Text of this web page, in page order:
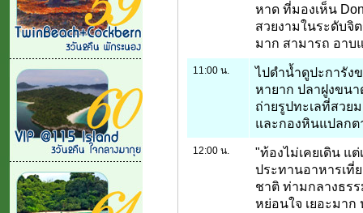
หาด ที่มองเห็น
สวยงามในระดับจิ
มาก สามารถ อาบ
11:00 น.
ไปดำน้ำดูปะการัง
หายาก ปลาฝูงขน
ถ่ายรูปทะเลที่สวย
และกองหินแปลกต
12:00 น.
"ท้องไม่เคยเดิน แ
ประทานอาหารเที่
ชาติ ท่ามกลางธร
หย่อนใจ เยอะมา